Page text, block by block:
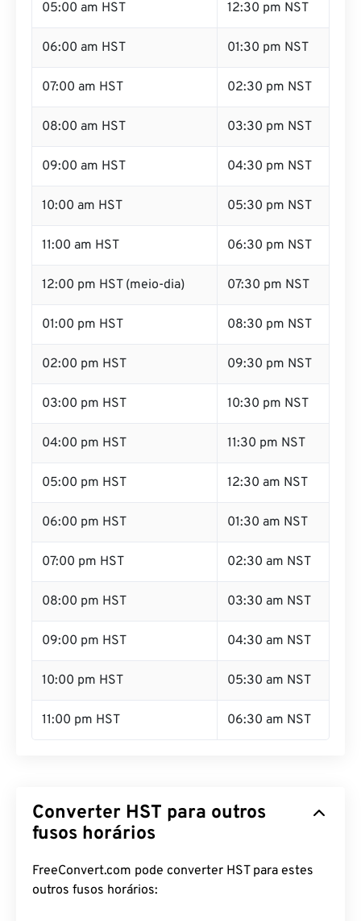
05:00 am HST 12:30 pm NST
06:00 am HST 01:30 pm NST
07:00 am HST 02:30 pm NST
08:00 am HST 03:30 pm NST
09:00 am HST 04:30 pm NST
10:00 am HST 05:30 pm NST
11:00 am HST 06:30 pm NST
12:00 pm HST (meio-dia) 07:30 pm NST
01:00 pm HST 08:30 pm NST
02:00 pm HST 09:30 pm NST
03:00 pm HST 10:30 pm NST
04:00 pm HST 11:30 pm NST
05:00 pm HST 12:30 am NST
06:00 pm HST 01:30 am NST
07:00 pm HST 02:30 am NST
08:00 pm HST 03:30 am NST
09:00 pm HST 04:30 am NST
10:00 pm HST 05:30 am NST
11:00 pm HST 06:30 am NST
Converter HST para outros
fusos horários
FreeConvert.com pode converter HST para estes
outros fusos horários: